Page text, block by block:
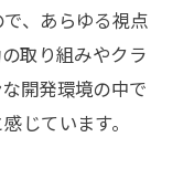
、あらゆる視点
取り組みやクラ
開発環境の中で
じています。